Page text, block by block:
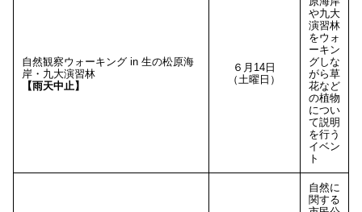
自然観察ウォーキング in 生の松原海
岸・九大演習林
【雨天中止】
６月14日
（土曜日）
や九大
演習林
をウォ
ーキン
グしな
がら草
花など
の植物
につい
て説明
を行う
イベン
ト
自然に
関する